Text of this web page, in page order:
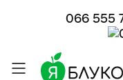
066 555